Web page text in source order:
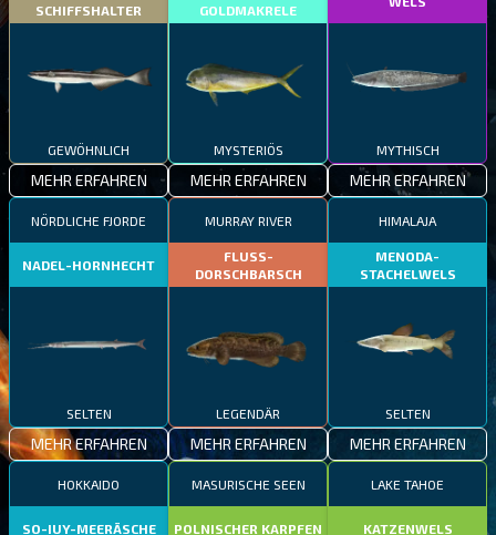
SCHIFFSHALTER
GEWÖHNLICH
MEHR ERFAHREN
GOLDMAKRELE
MYSTERIÖS
MEHR ERFAHREN
MYTHISCH
MEHR ERFAHREN
NÖRDLICHE FJORDE
NADEL-HORNHECHT
SELTEN
MEHR ERFAHREN
MURRAY RIVER
FLUSS-
DORSCHBARSCH
LEGENDÄR
MEHR ERFAHREN
HIMALAJA
MENODA-
STACHELWELS
SELTEN
MEHR ERFAHREN
HOKKAIDO
SO-IUY-MEERÄSCHE
MASURISCHE SEEN
POLNISCHER KARPFEN
LAKE TAHOE
KATZENWELS